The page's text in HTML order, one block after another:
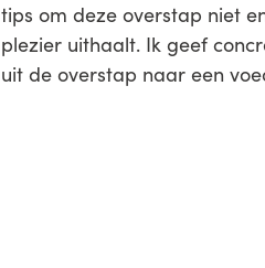
tips om deze overstap niet
plezier uithaalt. Ik geef
uit de overstap naar een